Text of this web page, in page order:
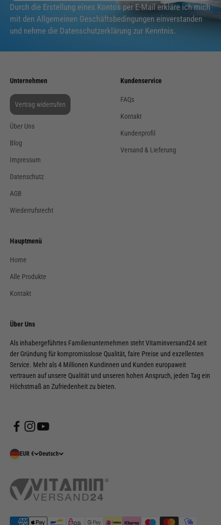
Durch die Erstellung eines Kontos per E-Mail erkläre ich mich
mit den Allgemeinen Geschäftsbedingungen einverstanden
und nehme die Datenschutzerklärung zur Kenntnis.
Unternehmen
Vertrag widerrufen
Über Uns
Blog
Impressum
Datenschutz
AGB
Wiederrufsrecht
Kundenservice
FAQs
Kontakt
Kundenprofil
Versand & Lieferung
Hauptmenü
Home
Alle Produkte
Kontakt
Über Uns
Als inhabergeführtes Familienunternehmen steht Vitaminversand24 seit
der Gründung für kompromisslose Qualität, faire Preise und exzellenten
Service. Mehr als 4 Millionen Kundinnen und Kunden europaweit
vertrauen auf unsere Qualität und unseren hohen Anspruch, jeden Tag ein
Höchstmaß an Zufriedenheit zu bieten.
EUR € Deutsch